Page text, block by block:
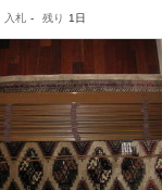
入札 - 残り 1日